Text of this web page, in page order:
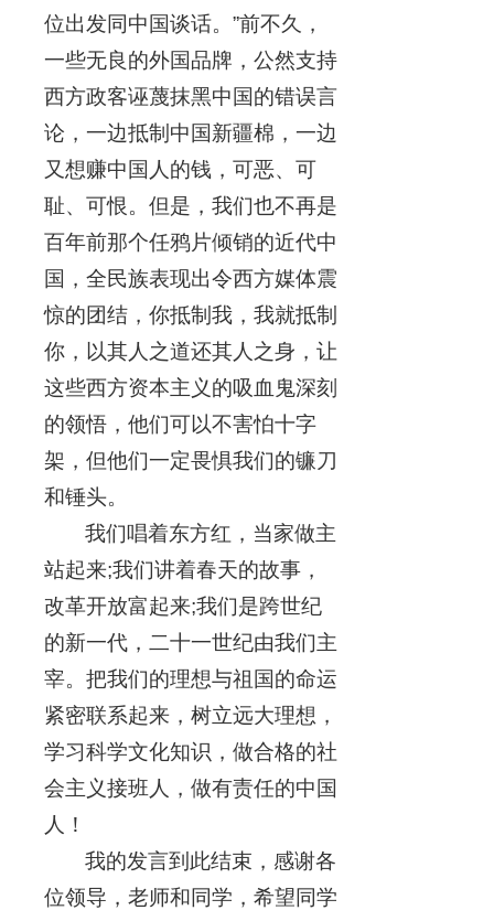
位出发同中国谈话。”前不久，
一些无良的外国品牌，公然支持
西方政客诬蔑抹黑中国的错误言
论，一边抵制中国新疆棉，一边
又想赚中国人的钱，可恶、可
耻、可恨。但是，我们也不再是
百年前那个任鸦片倾销的近代中
国，全民族表现出令西方媒体震
惊的团结，你抵制我，我就抵制
你，以其人之道还其人之身，让
这些西方资本主义的吸血鬼深刻
的领悟，他们可以不害怕十字
架，但他们一定畏惧我们的镰刀
和锤头。
我们唱着东方红，当家做主
站起来;我们讲着春天的故事，
改革开放富起来;我们是跨世纪
的新一代，二十一世纪由我们主
宰。把我们的理想与祖国的命运
紧密联系起来，树立远大理想，
学习科学文化知识，做合格的社
会主义接班人，做有责任的中国
人！
我的发言到此结束，感谢各
位领导，老师和同学，希望同学